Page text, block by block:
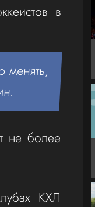
в
менять,
не более
КХЛ